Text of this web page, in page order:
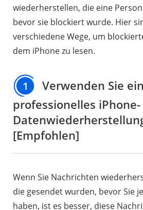
wiederherstellen, die eine
bevor sie blockiert wurde. Hier
verschiedene Wege, um
dem iPhone zu lesen.
1
Verwenden Sie ein
professionelles iPhone-
[Empfohlen]
Wenn Sie Nachrichten
die gesendet wurden, bevor Sie
haben, ist es besser, diese